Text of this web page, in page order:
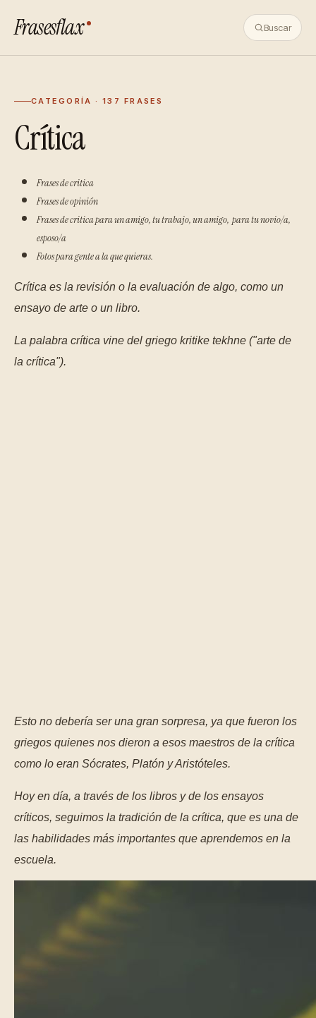
Frasesflax Buscar
CATEGORÍA · 137 FRASES
Crítica
Frases de critica
Frases de opinión
Frases de critica para un amigo, tu trabajo, un amigo, para tu novio/a,
esposo/a
Fotos para gente a la que quieras.
Crítica es la revisión o la evaluación de algo, como un
ensayo de arte o un libro.
La palabra crítica vine del griego kritike tekhne ("arte de
la crítica").
Esto no debería ser una gran sorpresa, ya que fueron los
griegos quienes nos dieron a esos maestros de la crítica
como lo eran Sócrates, Platón y Aristóteles.
Hoy en día, a través de los libros y de los ensayos
críticos, seguimos la tradición de la crítica, que es una de
las habilidades más importantes que aprendemos en la
escuela.